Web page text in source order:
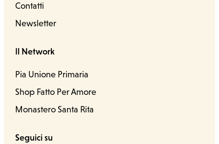
Contatti
Newsletter
Il Network
Pia Unione Primaria
Shop Fatto Per Amore
Monastero Santa Rita
Seguici su